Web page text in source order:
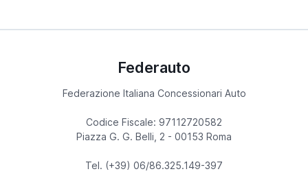
Federauto
Federazione Italiana Concessionari Auto
Codice Fiscale: 97112720582
Piazza G. G. Belli, 2 - 00153 Roma
Tel. (+39) 06/86.325.149-397